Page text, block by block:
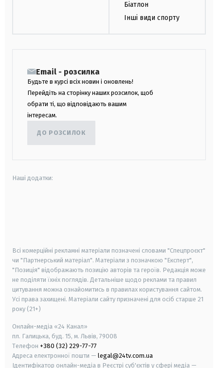
Біатлон
Інші види спорту
Email - розсилка
Будьте в курсі всіх новин і оновлень!
Перейдіть на сторінку наших розсилок, щоб
обрати ті, що відповідають вашим
інтересам.
ДО РОЗСИЛОК
Наші додатки:
Всі комерційні рекламні матеріали позначені словами "Спецпроєкт"
чи "Партнерський матеріал". Матеріали з позначкою "Експерт",
"Позиція" відображають позицію авторів та героїв. Редакція може
не поділяти їхніх поглядів. Детальніше щодо реклами та правил
цитування можна ознайомитись в правилах користування сайтом.
Усі права захищені. Матеріали сайту призначені для осіб старше 21
року (21+)
Онлайн-медіа «24 Канал»
пл. Галицька, буд. 15, м. Львів, 79008
Телефон +380 (32) 229-77-77
Адреса електронної пошти — legal@24tv.com.ua
Ідентифікатор онлайн-медіа в Реєстрі суб'єктів у сфері медіа —